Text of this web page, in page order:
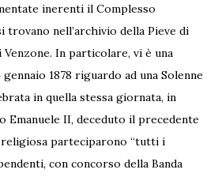
inerenti il Complesso
trovano nell’archivio della Pieve di
In particolare, vi è una
1878 riguardo ad una Solenne
in quella stessa giornata, in
Emanuele II, deceduto il precedente
parteciparono “tutti i
con concorso della Banda